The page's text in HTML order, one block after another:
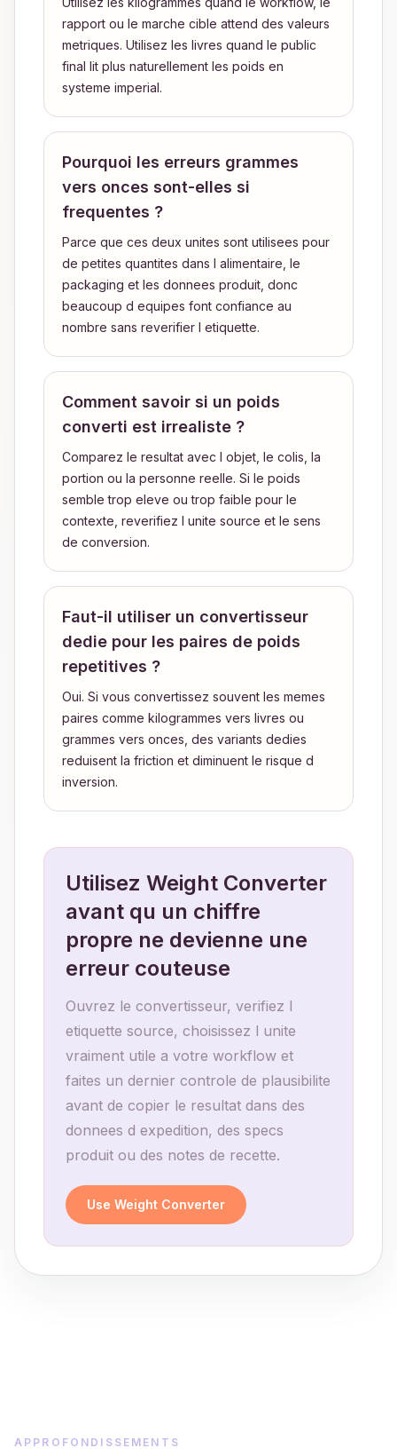
rapport ou le marche cible attend des valeurs
metriques. Utilisez les livres quand le public
final lit plus naturellement les poids en
systeme imperial.
Pourquoi les erreurs grammes
vers onces sont-elles si
frequentes ?
Parce que ces deux unites sont utilisees pour
de petites quantites dans l alimentaire, le
packaging et les donnees produit, donc
beaucoup d equipes font confiance au
nombre sans reverifier l etiquette.
Comment savoir si un poids
converti est irrealiste ?
Comparez le resultat avec l objet, le colis, la
portion ou la personne reelle. Si le poids
semble trop eleve ou trop faible pour le
contexte, reverifiez l unite source et le sens
de conversion.
Faut-il utiliser un convertisseur
dedie pour les paires de poids
repetitives ?
Oui. Si vous convertissez souvent les memes
paires comme kilogrammes vers livres ou
grammes vers onces, des variants dedies
reduisent la friction et diminuent le risque d
inversion.
Utilisez Weight Converter
avant qu un chiffre
propre ne devienne une
erreur couteuse
Ouvrez le convertisseur, verifiez l
etiquette source, choisissez l unite
vraiment utile a votre workflow et
faites un dernier controle de plausibilite
avant de copier le resultat dans des
donnees d expedition, des specs
produit ou des notes de recette.
Use Weight Converter
APPROFONDISSEMENTS